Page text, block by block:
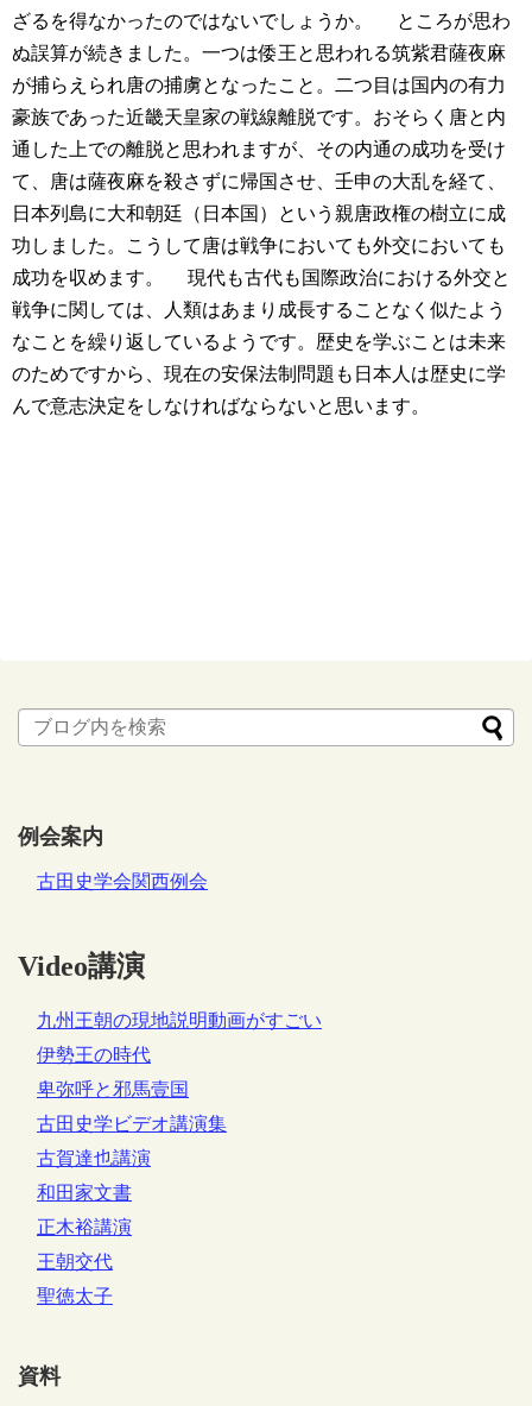
ざるを得なかったのではないでしょうか。
ところが思わ
ぬ誤算が続きました。一つは倭王と思われる筑紫君薩夜麻
が捕らえられ唐の捕虜となったこと。二つ目は国内の有力
豪族であった近畿天皇家の戦線離脱です。おそらく唐と内
通した上での離脱と思われますが、その内通の成功を受け
て、唐は薩夜麻を殺さずに帰国させ、壬申の大乱を経て、
日本列島に大和朝廷（日本国）という親唐政権の樹立に成
功しました。こうして唐は戦争においても外交においても
成功を収めます。
現代も古代も国際政治における外交と
戦争に関しては、人類はあまり成長することなく似たよう
なことを繰り返しているようです。歴史を学ぶことは未来
のためですから、現在の安保法制問題も日本人は歴史に学
んで意志決定をしなければならないと思います。
例会案内
古田史学会関西例会
Video講演
九州王朝の現地説明動画がすごい
伊勢王の時代
卑弥呼と邪馬壹国
古田史学ビデオ講演集
古賀達也講演
和田家文書
正木裕講演
王朝交代
聖徳太子
資料